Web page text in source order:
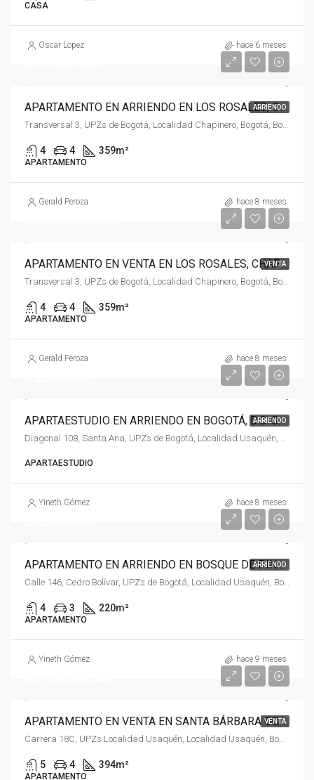
CASA
Oscar Lopez hace 6 meses
ARRIENDO
APARTAMENTO EN ARRIENDO EN LOS ROSALES, CHAPINERO, BOGOTÁ, D.C. – (915)
Transversal 3, UPZs de Bogotá, Localidad Chapinero, Bogotá, Bogotá, Distrito Capital, RAP (Especial) Central, 110221, Colombia
4 4 359m²
APARTAMENTO
Gerald Peroza hace 8 meses
VENTA
APARTAMENTO EN VENTA EN LOS ROSALES, CHAPINERO, BOGOTÁ, D.C. – (914)
Transversal 3, UPZs de Bogotá, Localidad Chapinero, Bogotá, Bogotá, Distrito Capital, RAP (Especial) Central, 110221, Colombia
4 4 359m²
APARTAMENTO
Gerald Peroza hace 8 meses
ARRIENDO
APARTAESTUDIO EN ARRIENDO EN BOGOTÁ, D.C. SANTA ANA ﴾385﴿
Diagonal 108, Santa Ana, UPZs de Bogotá, Localidad Usaquén, Bogotá, Bogotá, Distrito Capital, RAP (Especial) Central, 110111, Colombia
APARTAESTUDIO
Yineth Gómez hace 8 meses
ARRIENDO
APARTAMENTO EN ARRIENDO EN BOSQUE DE PINOS, USAQUÉN, BOGOTÁ, D.C.
Calle 146, Cedro Bolívar, UPZs de Bogotá, Localidad Usaquén, Bogotá, Bogotá, Distrito Capital, RAP (Especial) Central, 110121, Colombia
4 3 220m²
APARTAMENTO
Yineth Gómez hace 9 meses
VENTA
APARTAMENTO EN VENTA EN SANTA BÁRBARA OCCIDENTAL, USAQUÉN, BOGOTÁ, D.C.
Carrera 18C, UPZs Localidad Usaquén, Localidad Usaquén, Bogotá, Bogotá, Distrito Capital, RAP (Especial) Central, 110111, Colombia
5 4 394m²
APARTAMENTO